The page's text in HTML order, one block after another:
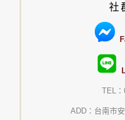
社
TEL：
ADD：台南市